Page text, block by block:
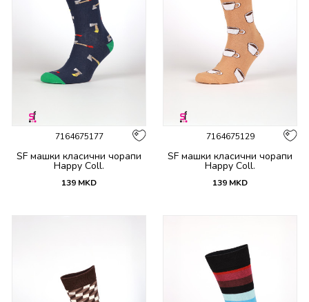
7164675177
SF машки класични чорапи
Happy Coll.
139 MKD
7164675129
SF машки класични чорапи
Happy Coll.
139 MKD